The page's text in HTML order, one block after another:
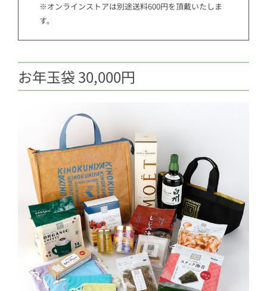
※オンラインストアは別途送料600円を頂戴いたしま
す。
お年玉袋 30,000円